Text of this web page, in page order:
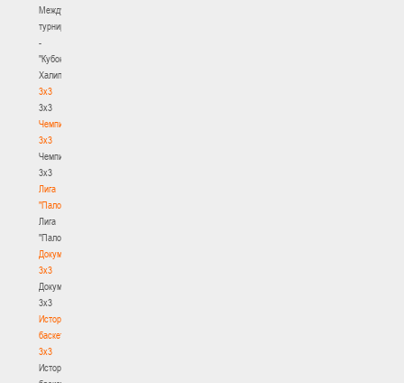
Международный
турнир
-
"Кубок
Халипского"
3x3
3x3
Чемпионат
3х3
Чемпионат
3х3
Лига
"Палова"
Лига
"Палова"
Документы
3х3
Документы
3х3
История
баскетбола
3х3
История